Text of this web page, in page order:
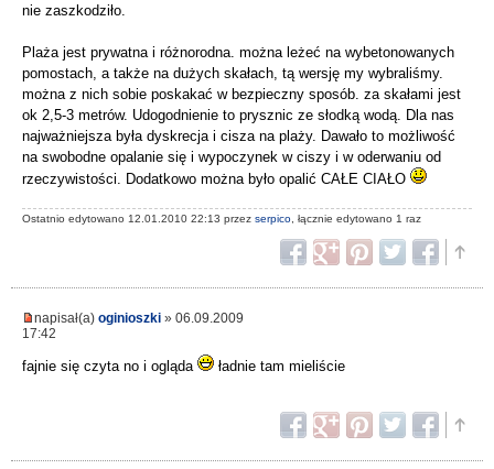
nie zaszkodziło.
Plaża jest prywatna i różnorodna. można leżeć na wybetonowanych
pomostach, a także na dużych skałach, tą wersję my wybraliśmy.
można z nich sobie poskakać w bezpieczny sposób. za skałami jest
ok 2,5-3 metrów. Udogodnienie to prysznic ze słodką wodą. Dla nas
najważniejsza była dyskrecja i cisza na plaży. Dawało to możliwość
na swobodne opalanie się i wypoczynek w ciszy i w oderwaniu od
rzeczywistości. Dodatkowo można było opalić CAŁE CIAŁO
Ostatnio edytowano 12.01.2010 22:13 przez serpico , łącznie edytowano 1 raz
napisał(a) oginioszki » 06.09.2009
17:42
fajnie się czyta no i ogląda ładnie tam mieliście